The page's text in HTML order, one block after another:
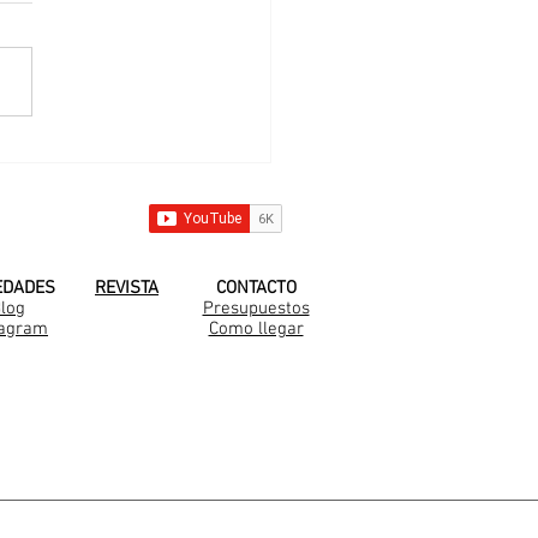
REVISTA
CONTACTO
Presupuestos
Como llegar